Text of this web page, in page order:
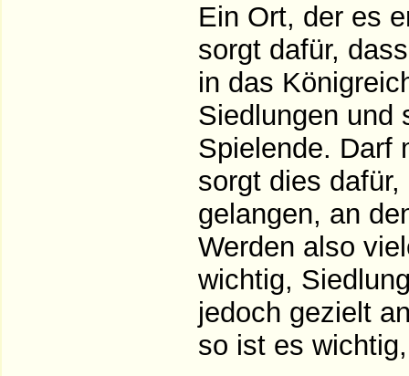
Ein Ort, der es
sorgt dafür,
in das
Siedlungen und
Spielende. Darf
sorgt dies
gelangen, an
Werden also
wichtig,
jedoch gezielt
so ist es